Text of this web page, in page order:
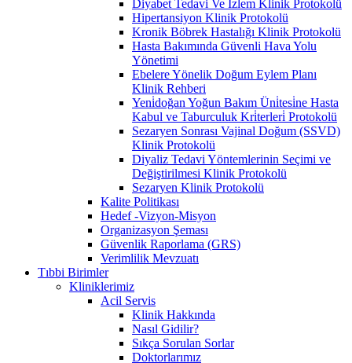
Diyabet Tedavi Ve İzlem Klinik Protokolü
Hipertansiyon Klinik Protokolü
Kronik Böbrek Hastalığı Klinik Protokolü
Hasta Bakımında Güvenli Hava Yolu
Yönetimi
Ebelere Yönelik Doğum Eylem Planı
Klinik Rehberi
Yeni̇doğan Yoğun Bakım Üni̇tesi̇ne Hasta
Kabul ve Taburculuk Kri̇terleri̇ Protokolü
Sezaryen Sonrası Vajinal Doğum (SSVD)
Klinik Protokolü
Diyaliz Tedavi Yöntemlerinin Seçimi ve
Değiştirilmesi Klinik Protokolü
Sezaryen Klinik Protokolü
Kalite Politikası
Hedef -Vizyon-Misyon
Organizasyon Şeması
Güvenlik Raporlama (GRS)
Verimlilik Mevzuatı
Tıbbi Birimler
Kliniklerimiz
Acil Servis
Klinik Hakkında
Nasıl Gidilir?
Sıkça Sorulan Sorlar
Doktorlarımız